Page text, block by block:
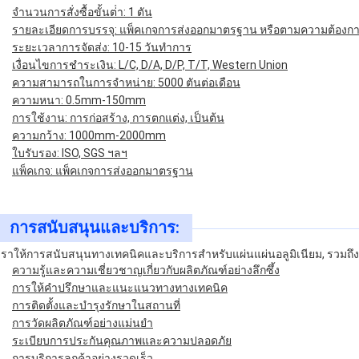
จํานวนการสั่งซื้อขั้นต่ํา: 1 ตัน
รายละเอียดการบรรจุ: แพ็คเกจการส่งออกมาตรฐาน หรือตามความต้องก
ระยะเวลาการจัดส่ง: 10-15 วันทําการ
เงื่อนไขการชําระเงิน: L/C, D/A, D/P, T/T, Western Union
ความสามารถในการจําหน่าย: 5000 ตันต่อเดือน
ความหนา: 0.5mm-150mm
การใช้งาน: การก่อสร้าง, การตกแต่ง, เป็นต้น
ความกว้าง: 1000mm-2000mm
ใบรับรอง: ISO, SGS ฯลฯ
แพ็คเกจ: แพ็คเกจการส่งออกมาตรฐาน
การสนับสนุนและบริการ:
ราให้การสนับสนุนทางเทคนิคและบริการสําหรับแผ่นแผ่นอลูมิเนียม, รวมถึ
ความรู้และความเชี่ยวชาญเกี่ยวกับผลิตภัณฑ์อย่างลึกซึ้ง
การให้คําปรึกษาและแนะแนวทางทางเทคนิค
การติดตั้งและบํารุงรักษาในสถานที่
การวัดผลิตภัณฑ์อย่างแม่นยํา
ระเบียบการประกันคุณภาพและความปลอดภัย